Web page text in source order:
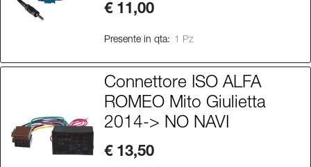
€ 11,00
Presente in qta: 1 Pz
Connettore ISO ALFA
ROMEO Mito Giulietta
2014-> NO NAVI
€ 13,50